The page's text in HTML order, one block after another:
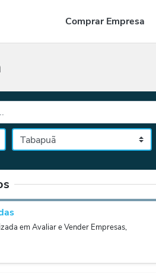
Comprar Empresa
Cidade
Selecione o estado, depois a cidade
em Avaliar e Vender Empresas,